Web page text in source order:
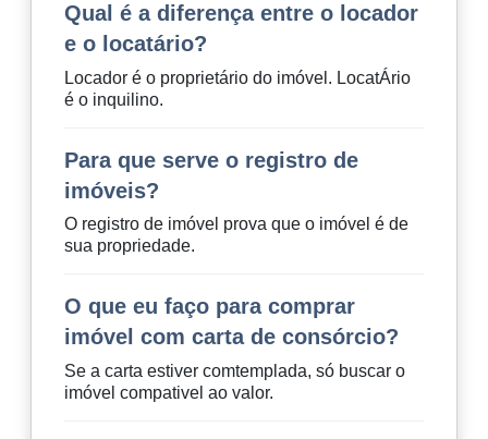
Qual é a diferença entre o locador
e o locatário?
Locador é o proprietário do imóvel. LocatÁrio
é o inquilino.
Para que serve o registro de
imóveis?
O registro de imóvel prova que o imóvel é de
sua propriedade.
O que eu faço para comprar
imóvel com carta de consórcio?
Se a carta estiver comtemplada, só buscar o
imóvel compativel ao valor.